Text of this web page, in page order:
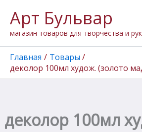
содержимому
Арт Бульвар
магазин товаров для творчества и
Главная
Товары
деколор 100мл худож. (золото
деколор 100мл
товара
деколор
100мл
худож.
(золото
маджестик)